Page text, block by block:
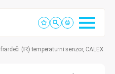
(IR) temperaturni senzor, CALEX